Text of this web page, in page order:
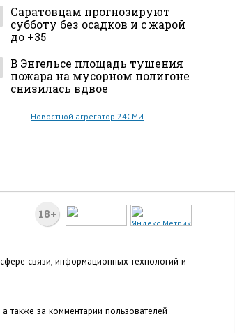
Саратовцам прогнозируют
субботу без осадков и с жарой
до +35
В Энгельсе площадь тушения
пожара на мусорном полигоне
снизилась вдвое
Новостной агрегатор 24СМИ
18+
связи, информационных технологий и
также за комментарии пользователей